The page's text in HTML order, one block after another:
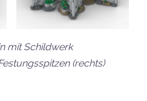
mit Schildwerk
(rechts)